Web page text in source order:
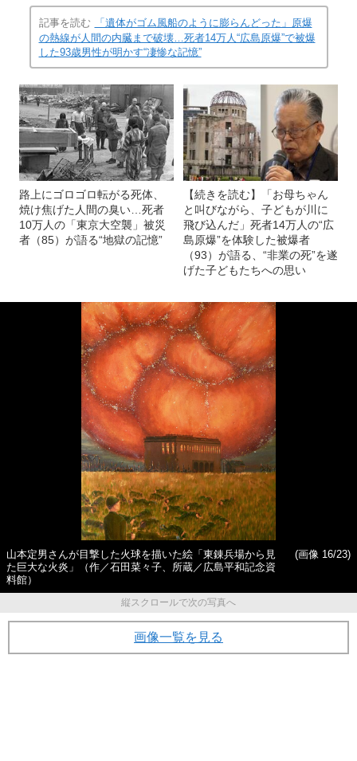
記事を読む
「遺体がゴム風船のように膨らんどった」原爆
の熱線が人間の内臓まで破壊…死者14万人“広島原爆”で被爆
した93歳男性が明かす“凄惨な記憶”
路上にゴロゴロ転がる死体、
焼け焦げた人間の臭い…死者
10万人の「東京大空襲」被災
者（85）が語る“地獄の記憶”
【続きを読む】「お母ちゃん
と叫びながら、子どもが川に
飛び込んだ」死者14万人の“広
島原爆”を体験した被爆者
（93）が語る、“非業の死”を遂
げた子どもたちへの思い
山本定男さんが目撃した火球を描いた絵「東錬兵場から見
た巨大な火炎」（作／石田菜々子、所蔵／広島平和記念資
料館）
(画像 16/23)
縦スクロールで次の写真へ
画像一覧を見る